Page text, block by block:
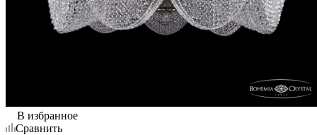
В избранное
Сравнить